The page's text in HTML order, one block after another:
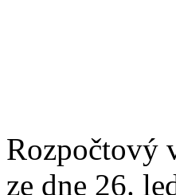
Rozpočtový
ze dne 26.